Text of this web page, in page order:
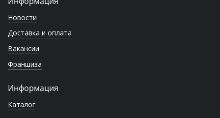
Новости
Доставка и оплата
Вакансии
Франшиза
Информация
Каталог